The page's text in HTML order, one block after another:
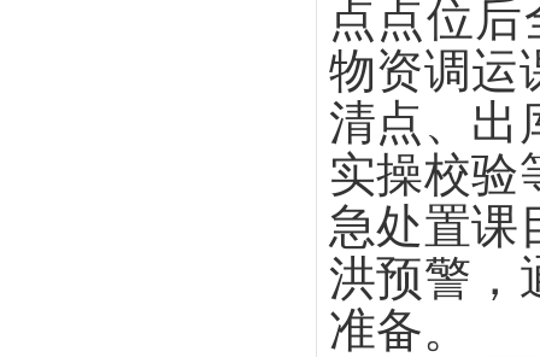
点点位
物资调运
清点、出
实操校验
急处置课
洪预警，
准备。